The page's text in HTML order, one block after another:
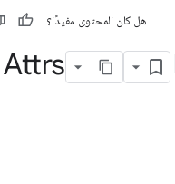
هل كان المحتوى مفيدًا؟